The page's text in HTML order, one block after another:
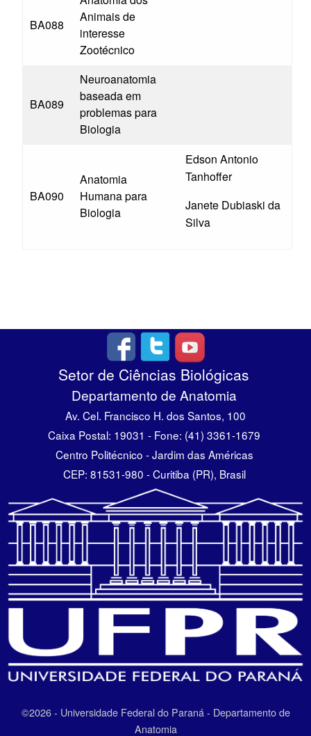
BA088
Animais de
interesse
Zootécnico
BA089
Neuroanatomia
baseada em
problemas para
Biologia
BA090
Anatomia
Humana para
Biologia
Edson Antonio
Tanhoffer
Janete Dubiaski da
Silva
Setor de Ciências Biológicas
Departamento de Anatomia
Av. Cel. Francisco H. dos Santos, 100
Caixa Postal: 19031 - Fone: (41) 3361-1679
Centro Politécnico - Jardim das Américas
CEP: 81531-980 - Curitiba (PR), Brasil
©2026 - Universidade Federal do Paraná - Departamento de
Anatomia